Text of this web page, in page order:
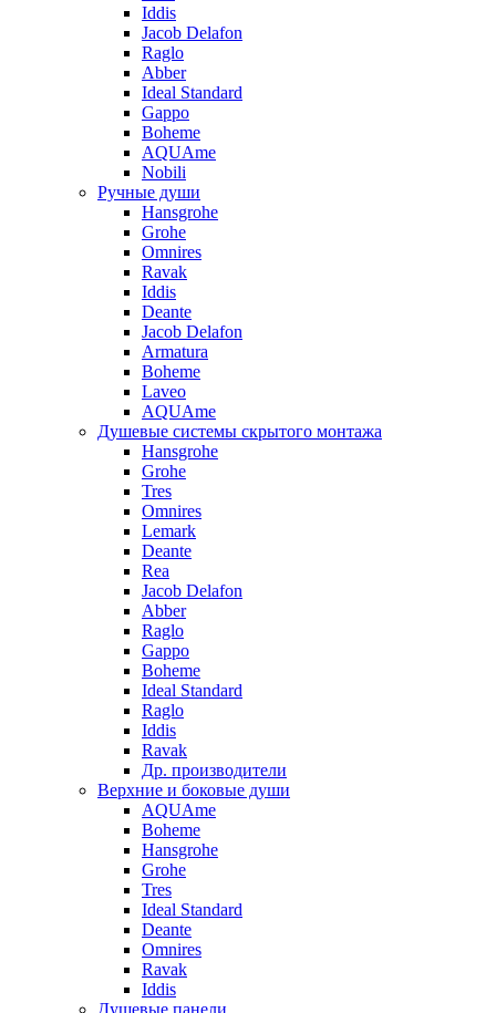
Iddis
Jacob Delafon
Raglo
Abber
Ideal Standard
Gappo
Boheme
AQUAme
Nobili
Ручные души
Hansgrohe
Grohe
Omnires
Ravak
Iddis
Deante
Jacob Delafon
Armatura
Boheme
Laveo
AQUAme
Душевые системы скрытого монтажа
Hansgrohe
Grohe
Tres
Omnires
Lemark
Deante
Rea
Jacob Delafon
Abber
Raglo
Gappo
Boheme
Ideal Standard
Raglo
Iddis
Ravak
Др. производители
Верхние и боковые души
AQUAme
Boheme
Hansgrohe
Grohe
Tres
Ideal Standard
Deante
Omnires
Ravak
Iddis
Душевые панели